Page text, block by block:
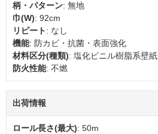
柄・パターン: 無地
巾(W): 92cm
リピート: なし
機能: 防カビ・抗菌・表面強化
材料区分(種類): 塩化ビニル樹脂系壁紙
防火性能: 不燃
出荷情報
ロール長さ(最大): 50m